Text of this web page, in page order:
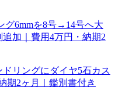
グ6mmを8号→14号へ大
加｜費用4万円・納期2